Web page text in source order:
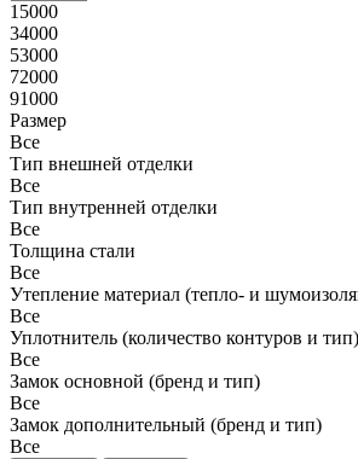
15000
34000
53000
72000
91000
Размер
Все
Тип внешней отделки
Все
Тип внутренней отделки
Все
Толщина стали
Все
Утепление материал (тепло- и
Все
Уплотнитель (количество контуров и тип)
Все
Замок основной (бренд и тип)
Все
Замок дополнительный (бренд и тип)
Все